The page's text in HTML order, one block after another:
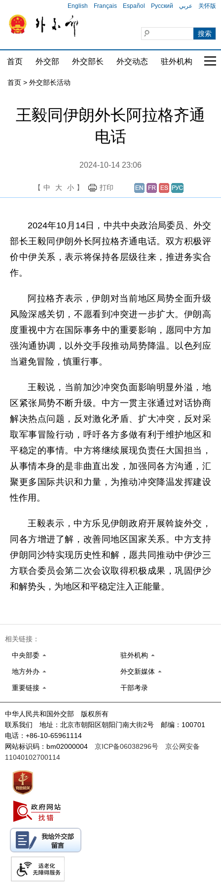
English Français Español Русский عربي 关怀版
首页 外交部 外交部长 外交动态 驻外机构 国
首页 > 外交部长活动
王毅同伊朗外长阿拉格齐通
电话
2024-10-14 23:06
【 中 大 小 】 打印
2024年10月14日，中共中央政治局委员、外交
部长王毅同伊朗外长阿拉格齐通电话。双方积极评
价中伊关系，表示将保持各层级往来，推进务实合
作。
阿拉格齐表示，伊朗对当前地区局势全面升级
风险深感关切，不愿看到冲突进一步扩大。伊朗高
度重视中方在国际事务中的重要影响，愿同中方加
强沟通协调，以外交手段推动局势降温。以色列应
当避免冒险，慎重行事。
王毅说，当前加沙冲突负面影响明显外溢，地
区紧张局势不断升级。中方一贯主张通过对话协商
解决热点问题，反对激化矛盾、扩大冲突，反对采
取军事冒险行动，呼吁各方多做有利于维护地区和
平稳定的事情。中方将继续展现负责任大国担当，
从事情本身的是非曲直出发，加强同各方沟通，汇
聚更多国际共识和力量，为推动冲突降温发挥建设
性作用。
王毅表示，中方乐见伊朗政府开展斡旋外交，
同各方增进了解，改善同地区国家关系。中方支持
伊朗同沙特实现历史性和解，愿共同推动中伊沙三
方联合委员会第二次会议取得积极成果，巩固伊沙
和解势头，为地区和平稳定注入正能量。
相关链接：
中央部委 驻外机构
地方外办 外交新媒体
重要链接 干部考录
中华人民共和国外交部 版权所有
联系我们 地址：北京市朝阳区朝阳门南大街2号 邮编：100701
电话：+86-10-65961114
网站标识码：bm02000004 京ICP备06038296号
京公网安备
11040102700114